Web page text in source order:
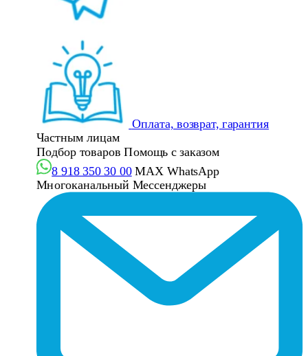
Оплата, возврат, гарантия
Частным лицам
Подбор товаров Помощь с заказом
8 918 350 30 00 MAX WhatsApp
Многоканальный Мессенджеры